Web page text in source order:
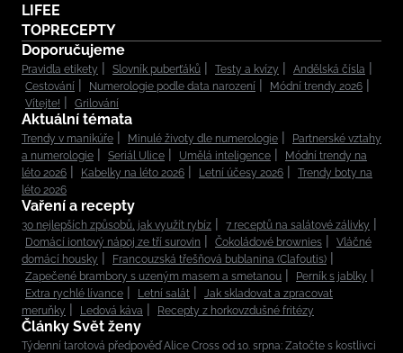
LIFEE
TOPRECEPTY
Doporučujeme
Pravidla etikety Slovník puberťáků Testy a kvízy
Andělská čísla
Cestování
Numerologie podle data narození
Módní trendy 2026
Vítejte!
Grilování
Aktuální témata
Trendy v manikúře Minulé životy dle numerologie
Partnerské vztahy
a numerologie
Seriál Ulice Umělá inteligence
Módní trendy na
léto 2026
Kabelky na léto 2026 Letní účesy 2026
Trendy boty na
léto 2026
Vaření a recepty
30 nejlepších způsobů, jak využít rybíz
7 receptů na salátové zálivky
Domácí iontový nápoj ze tří surovin
Čokoládové brownies
Vláčné
domácí housky
Francouzská třešňová bublanina (Clafoutis)
Zapečené brambory s uzeným masem a smetanou
Perník s jablky
Extra rychlé lívance
Letní salát
Jak skladovat a zpracovat
meruňky
Ledová káva Recepty z horkovzdušné fritézy
Články Svět ženy
Týdenní tarotová předpověď Alice Cross od 10. srpna: Zatočte s kostlivci